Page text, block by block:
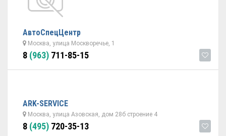
АвтоСпецЦентр
Москва, улица Москворечье, 1
8 (963) 711-85-15
ARK-SERVICE
Москва, улица Азовская, дом 28б строение 4
8 (495) 720-35-13